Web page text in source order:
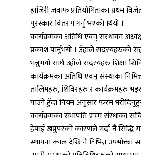
हाजिरी जवाफ प्रतियोगिताका प्रथम
पुरस्कार वितरण गर्नु भएको थियो ।
कार्यक्रमका अतिथि एवम् संस्थाका
प्रकाश पार्नुभयो । उँहाले सदस्यहरुको
भन्नुभयो साथै उहाँले सदस्यहरु शिक्षा
कार्यक्रमका अतिथि एवम् संस्थाका
तालिमहरु, शिविरहरु र कार्यक्रमहरु
पाउने हुँदा नियम अनुसार फरम
कार्यक्रमका सभापति एवम संस्थाका
हेपाई खप्नुपरको कारणले गर्दा नै
स्थापना काल देखि नै विभिन्न
नपरी संस्थाको गतिविधिहरुको